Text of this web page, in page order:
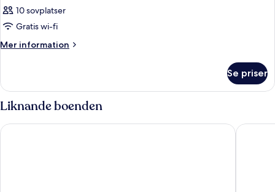
10 sovplatser
Gratis wi-fi
Mer information
Mer
Se priser
Liknande boenden
Dodo Hotel